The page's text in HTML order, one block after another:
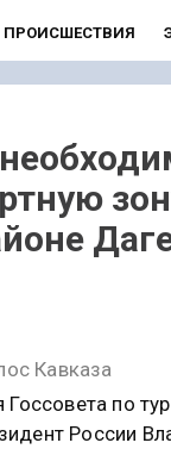
ПРОИСШЕСТВИЯ
Кавказа
по
России